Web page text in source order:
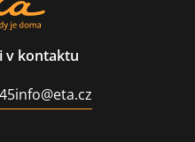
v kontaktu
info@eta.cz